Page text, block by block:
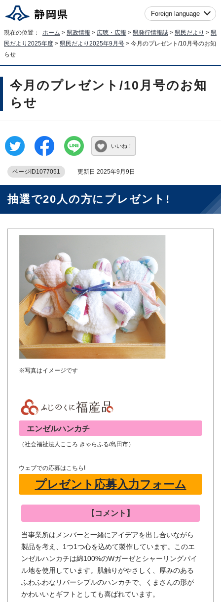
Foreign language
現在の位置： ホーム > 県政情報 > 広聴・広報 > 県発行情報誌 > 県民だより > 県
民だより2025年度 > 県民だより2025年9月号 > 今月のプレゼント/10月号のお知
らせ
今月のプレゼント/10月号のお知
らせ
いいね！
ページID1077051 更新日 2025年9月9日
抽選で20人の方にプレゼント!
※写真はイメージです
エンゼルハンカチ
（社会福祉法人こころ きゃらふる/島田市）
ウェブでの応募はこちら!
プレゼント応募入力フォーム
【コメント】
当事業所はメンバーと一緒にアイデアを出し合いながら
製品を考え、1つ1つ心を込めて製作しています。このエ
ンゼルハンカチは綿100%のWガーゼとシャーリングパイ
ル地を使用しています。肌触りがやさしく、厚みのある
ふわふわなリバーシブルのハンカチで、くまさんの形が
かわいいとギフトとしても喜ばれています。